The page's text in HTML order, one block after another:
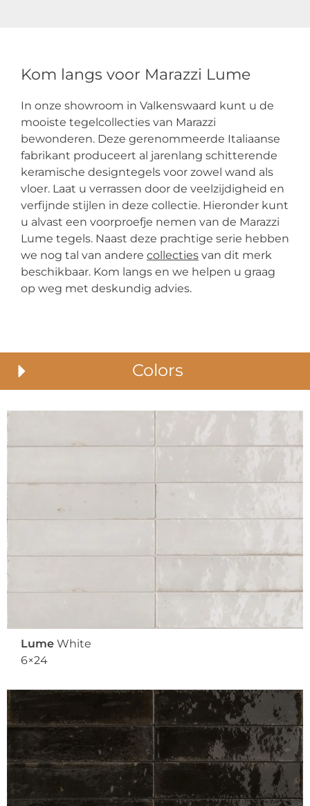
Kom langs voor Marazzi Lume
In onze showroom in Valkenswaard kunt u de
mooiste tegelcollecties van Marazzi
bewonderen. Deze gerenommeerde Italiaanse
fabrikant produceert al jarenlang schitterende
keramische designtegels voor zowel wand als
vloer. Laat u verrassen door de veelzijdigheid en
verfijnde stijlen in deze collectie. Hieronder kunt
u alvast een voorproefje nemen van de Marazzi
Lume tegels. Naast deze prachtige serie hebben
we nog tal van andere collecties van dit merk
beschikbaar. Kom langs en we helpen u graag
op weg met deskundig advies.
Colors
Lume White
6×24